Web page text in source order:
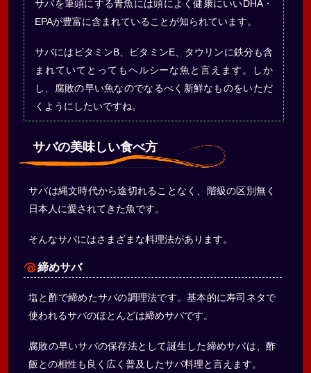
サバを筆頭にする青魚には頭によく健康にいいDHA・
EPAが豊富に含まれていることが知られています。
サバにはビタミンB、ビタミンE、タウリンに鉄分も含
まれていてとってもヘルシーな魚と言えます。しか
し、腐敗の早い魚なのでなるべく新鮮なものをいただ
くようにしたいですね。
サバの美味しい食べ方
サバは縄文時代から途切れることなく、階級の区別無く
日本人に愛されてきた魚です。
そんなサバにはさまざまな料理法があります。
締めサバ
塩と酢で締めたサバの調理法です。基本的に寿司ネタで
使われるサバのほとんどは締めサバです。
腐敗の早いサバの保存法として誕生した締めサバは、酢
飯との相性も良く広く普及したサバ料理と言えます。